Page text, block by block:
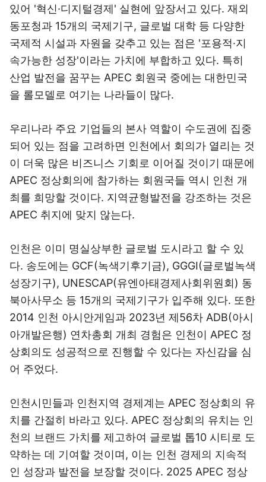
있어 '혁신·디지털경제' 실현에 앞장서고 있다. 재외
동포청과 15개의 국제기구, 글로벌 대학 등 다양한
국제적 시설과 자원을 갖추고 있는 점은 '포용적·지
속가능한 성장'이라는 가치에 부합하고 있다. 특히
산업 발전을 꿈꾸는 APEC 회원국 중에는 대한민국
을 롤모델로 여기는 나라들이 많다.
우리나라 주요 기업들의 본사 역할이 수도권에 집중
되어 있는 점을 고려하면 인천에서 회의가 열리는 것
이 더욱 많은 비즈니스 기회로 이어질 것이기 때문에
APEC 정상회의에 참가하는 회원국들 역시 인천 개
최를 희망할 것이다. 지역균형발전을 강조하는 것은
APEC 취지에 맞지 않는다.
인천은 이미 명실상부한 글로벌 도시라고 할 수 있
다. 송도에는 GCF(녹색기후기금), GGGI(글로벌녹색
성장기구), UNESCAP(유엔아태경제사회위원회) 동
북아사무소 등 15개의 국제기구가 입주해 있다. 또한
2014 인천 아시안게임과 2023년 제56차 ADB(아시
아개발은행) 연차총회 개최 경험은 인천이 APEC 정
상회의도 성공적으로 진행할 수 있다는 자신감을 심
어 주었다.
인천시민들과 인천지역 경제계는 APEC 정상회의 유
치를 간절히 바라고 있다. APEC 정상회의 유치는 인
천의 브랜드 가치를 제고하여 글로벌 톱10 시티로 도
약하는 데 기여할 것이며, 이는 인천 경제의 지속적
인 성장과 발전을 보장할 것이다. 2025 APEC 정상